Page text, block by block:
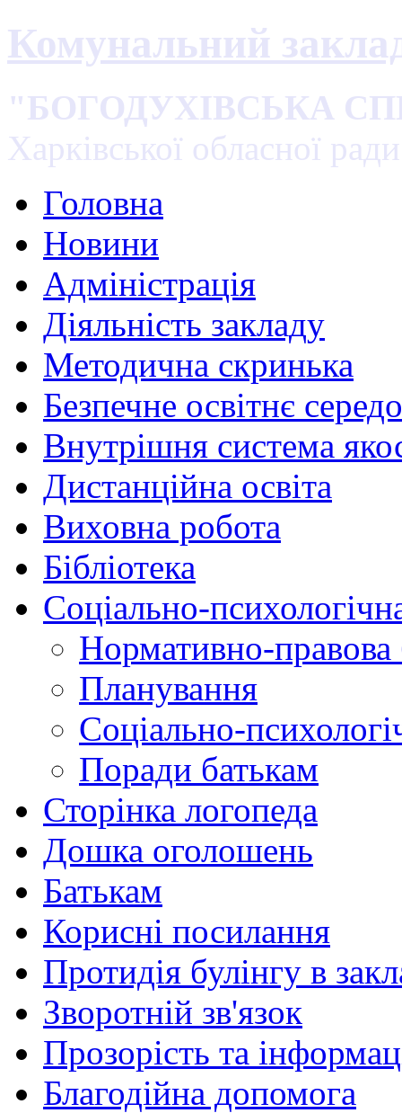
Комунальний
"БОГОДУХІВСЬКА
Харківської обласної ради
Головна
Новини
Адміністрація
Діяльність закладу
Методична скринька
Безпечне освітнє
Внутрішня система
Дистанційна освіта
Виховна робота
Бібліотека
Соціально-
Нормативно-правова
Планування
Соціально-
Поради батькам
Сторінка логопеда
Дошка оголошень
Батькам
Корисні посилання
Протидія булінгу в
Зворотній зв'язок
Прозорість та
Благодійна допомога